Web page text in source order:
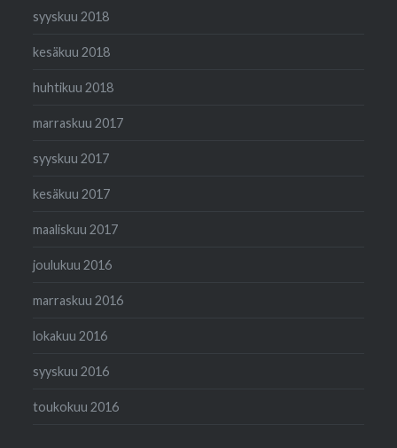
syyskuu 2018
kesäkuu 2018
huhtikuu 2018
marraskuu 2017
syyskuu 2017
kesäkuu 2017
maaliskuu 2017
joulukuu 2016
marraskuu 2016
lokakuu 2016
syyskuu 2016
toukokuu 2016